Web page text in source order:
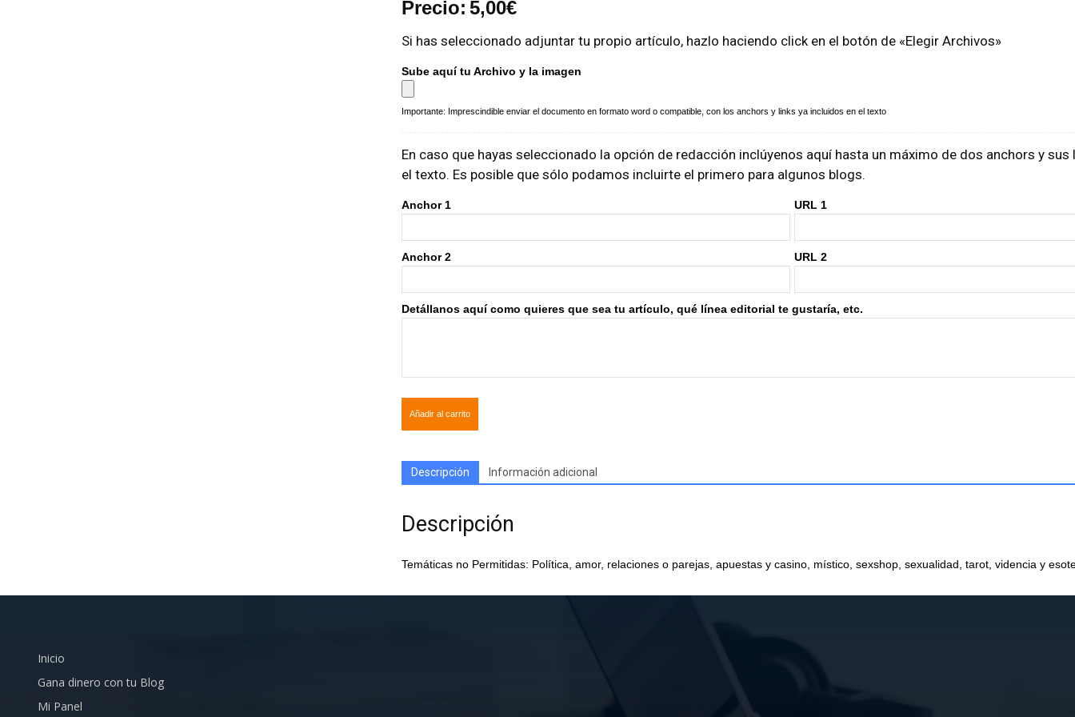
Precio: 5,00€
Si has seleccionado adjuntar tu propio artículo, hazlo haciendo click en el botón de «Elegir Archivos»
Sube aquí tu Archivo y la imagen
Importante: Imprescindible enviar el documento en formato word o compatible, con los anchors y links ya incluidos en el texto
En caso que hayas seleccionado la opción de redacción inclúyenos aquí hasta un máximo de dos anchors y sus
el texto. Es posible que sólo podamos incluirte el primero para algunos blogs.
Anchor 1 URL 1
Anchor 2 URL 2
Detállanos aquí como quieres que sea tu artículo, qué línea editorial te gustaría, etc.
Añadir al carrito
Descripción Información adicional
Descripción
Temáticas no Permitidas: Política, amor, relaciones o parejas, apuestas y casino, místico, sexshop, sexualidad, tarot, videncia y
Inicio
Gana dinero con tu Blog
Mi Panel